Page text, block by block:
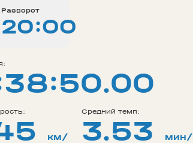
Разворот
км/
Средний темп:
3.53 мин/